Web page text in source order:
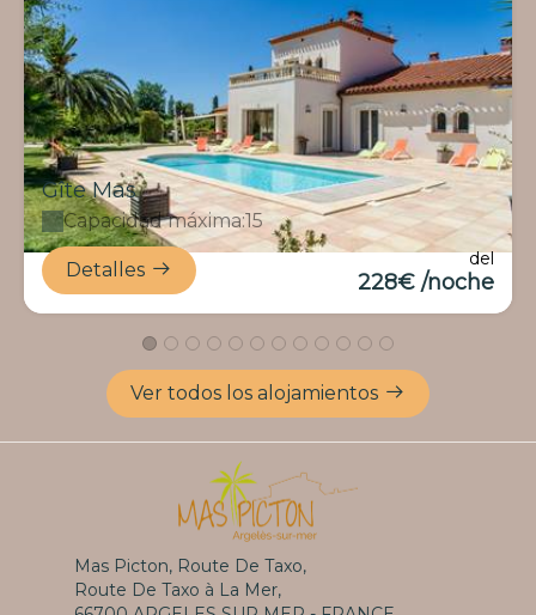
Gîte Mas
Capacidad máxima:15
Detalles
del
228€ /noche
Ver todos los alojamientos
Mas Picton, Route De Taxo,
Route De Taxo à La Mer,